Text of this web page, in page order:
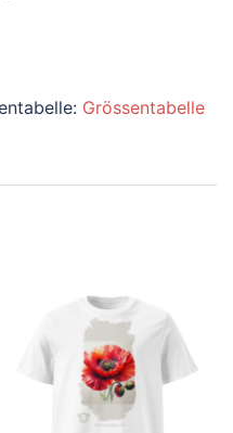
Grössentabelle